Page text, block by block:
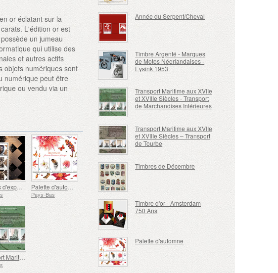
or éclatant sur la
L'édition or est
un jumeau
qui utilise des
et autres actifs
objets numériques sont
numérique peut être
ou vendu via un
Timbres d'exposition Postex Palette d'automne
Pays-Bas
Transport Maritime aux XVIIe et XVIIIe Siècles - Transport de Marchandises Intérieures
Année du Serpent/Cheval
Timbre Argenté - Marques
de Motos Néerlandaises -
Eysink 1953
Transport Maritime aux XVIIe
et XVIIIe Siècles - Transport
de Marchandises Intérieures
Transport Maritime aux XVIIe
et XVIIIe Siècles – Transport
de Tourbe
Timbres de Décembre
Timbre d'or - Amsterdam
750 Ans
Palette d'automne